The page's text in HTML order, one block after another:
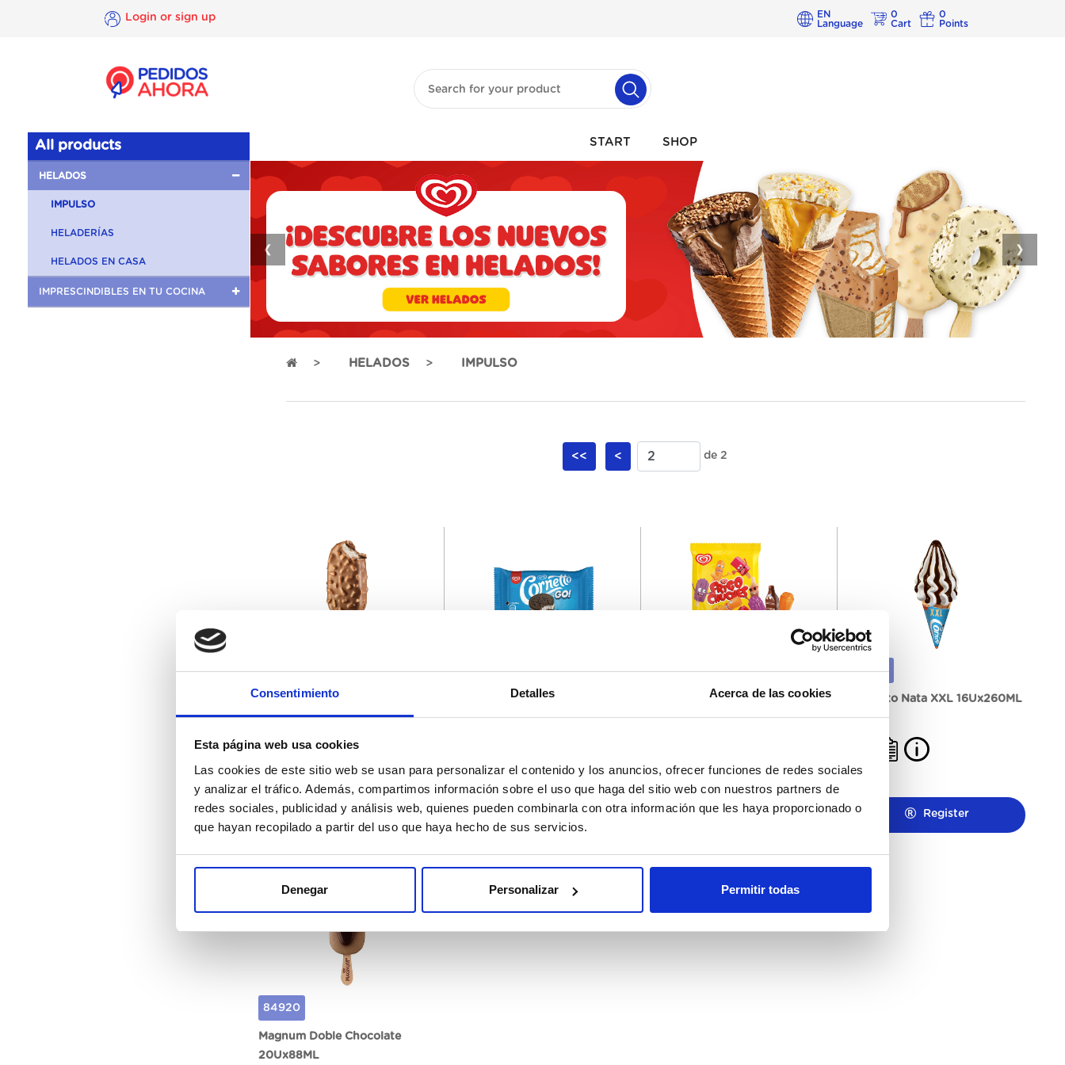
Consentimiento Detalles Acerca de las cookies
Esta página web usa cookies
Las cookies de este sitio web se usan para personalizar el contenido y los anuncios, ofrecer funciones de redes sociales
y analizar el tráfico. Además, compartimos información sobre el uso que haga del sitio web con nuestros partners de
redes sociales, publicidad y análisis web, quienes pueden combinarla con otra información que les haya proporcionado o
que hayan recopilado a partir del uso que haya hecho de sus servicios.
Denegar Personalizar Permitir todas
Login or sign up
EN
Language
0
Cart
0
Points
All products
HELADOS
IMPULSO
HELADERÍAS
HELADOS EN CASA
IMPRESCINDIBLES EN TU COCINA
START SHOP
❮ ❯
HELADOS IMPULSO
<< < de 2
51860
Magnum Almendras
20Ux120ML
Register
64101
Cornetto Go 33Ux110ML
Register
64463
Helado Frigo Chuches
20Ux85ML
Register
70896
Cornetto Nata XXL 16Ux260ML
Register
84920
Magnum Doble Chocolate
20Ux88ML